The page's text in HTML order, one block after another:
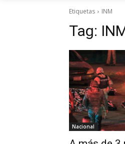
Etiquetas INM
Tag:
Nacional